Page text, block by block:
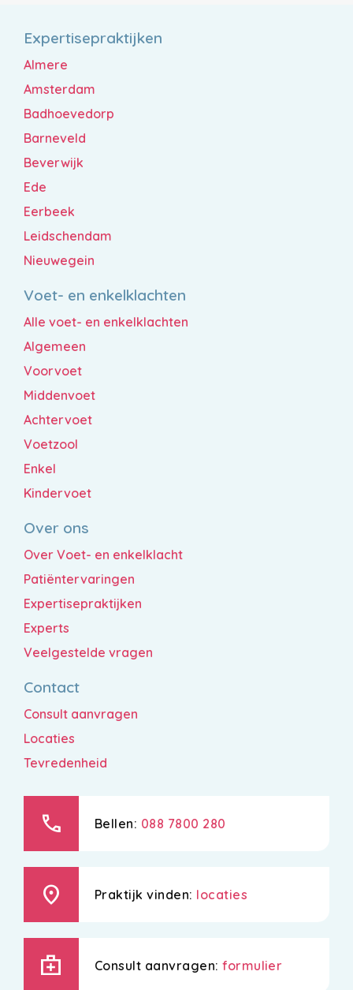
Expertisepraktijken
Almere
Amsterdam
Badhoevedorp
Barneveld
Beverwijk
Ede
Eerbeek
Leidschendam
Nieuwegein
Voet- en enkelklachten
Alle voet- en enkelklachten
Algemeen
Voorvoet
Middenvoet
Achtervoet
Voetzool
Enkel
Kindervoet
Over ons
Over Voet- en enkelklacht
Patiëntervaringen
Expertisepraktijken
Experts
Veelgestelde vragen
Contact
Consult aanvragen
Locaties
Tevredenheid
call Bellen: 088 7800 280
location_on Praktijk vinden: locaties
medical_services Consult aanvragen:formulier